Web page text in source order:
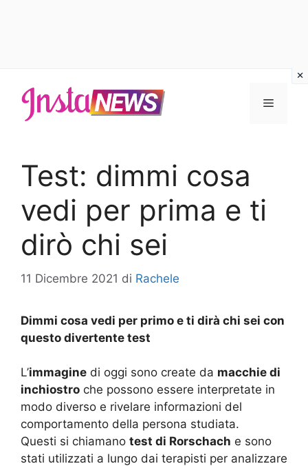
contenuto
Menu
Test: dimmi cosa
vedi per prima e ti
dirò chi sei
11 Dicembre 2021 di Rachele
Dimmi cosa vedi per primo e ti dirà chi sei con
questo divertente test
L’immagine di oggi sono create da macchie di
inchiostro che possono essere interpretate in
modo diverso e rivelare informazioni del
comportamento della persona studiata.
Questi si chiamano test di Rorschach e sono
stati utilizzati a lungo dai terapisti per analizzare